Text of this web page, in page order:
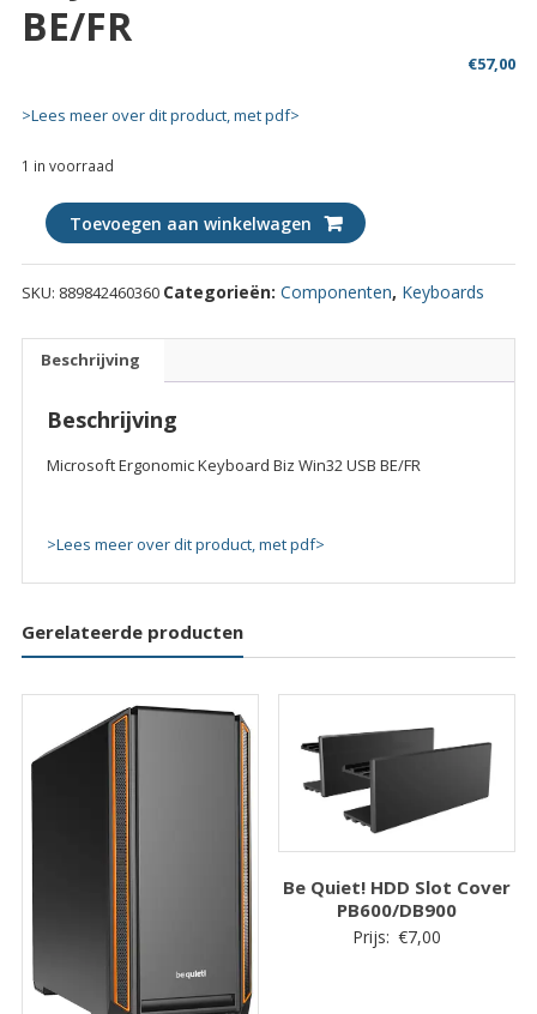
BE/FR
€57,00
>Lees meer over dit product, met pdf>
1 in voorraad
Microsoft
Ergonomic
Keyboard
Biz
USB
quantity
Toevoegen aan winkelwagen
SKU: 889842460360 Categorieën: Componenten, Keyboards
Beschrijving
Beschrijving
Microsoft Ergonomic Keyboard Biz Win32 USB BE/FR
>Lees meer over dit product, met pdf>
Gerelateerde producten
Be Quiet! HDD Slot Cover
PB600/DB900
Prijs: €7,00